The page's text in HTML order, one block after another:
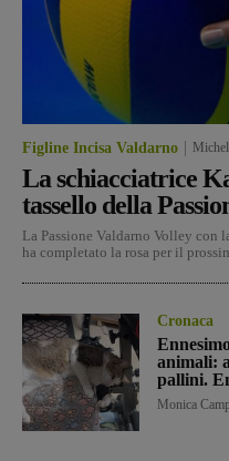
Figline Incisa Valdarno
La schiacciatrice
tassello della
La Passione Valdarno Volley con
ha completato la rosa per il
Cronaca
animali:
pallini.
Monica